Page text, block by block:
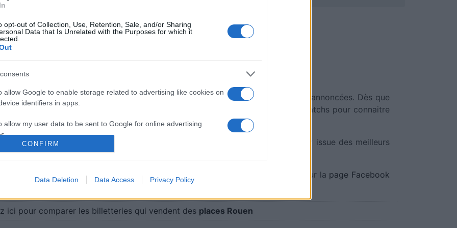
opt-out of Collection, Use, Retention, Sale, and/or Sharing
Data that Is Unrelated with the Purposes for which it
allow Google to enable storage related to advertising like cookies on
identifiers in apps.
allow my user data to be sent to Google for online advertising
allow Google to send me personalized advertising.
allow Google to enable storage related to analytics like cookies on
allow Google to enable storage related to functionality of the website
CONFIRM
Data Deletion Data Access Privacy Policy
des futurs matchs de Rouen dont la chaine et l'heure de diffusion ont été annoncées. Dès que
rencontres à venir, nous mettrons à jour cette page. Cliquez sur l'un des matchs pour connaitre
vous rendre chez notre partenaire RezoSport.com qui sélectionne l'actu rugby issue des meilleurs
calendriers et résultats.
17 ans. Pour vous connecter à Rouen sur les réseaux sociaux, rendez-vous sur la page Facebook
ici pour comparer les billetteries qui vendent des places Rouen